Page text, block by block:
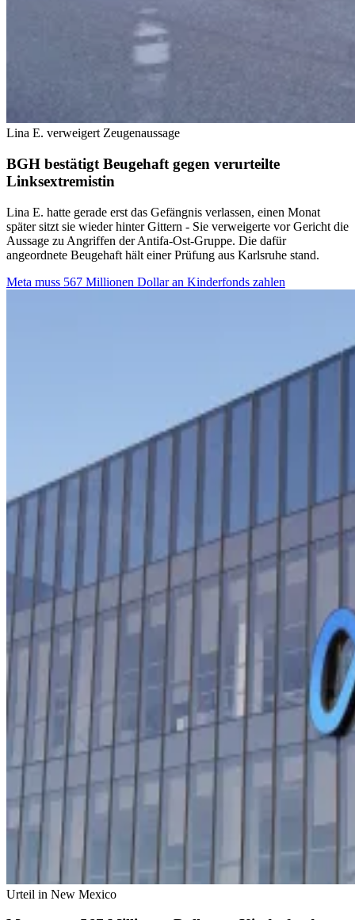
Lina E. verweigert Zeugenaussage
BGH bestätigt Beugehaft gegen verurteilte
Linksextremistin
Lina E. hatte gerade erst das Gefängnis verlassen, einen Monat
später sitzt sie wieder hinter Gittern - Sie verweigerte vor Gericht die
Aussage zu Angriffen der Antifa-Ost-Gruppe. Die dafür
angeordnete Beugehaft hält einer Prüfung aus Karlsruhe stand.
Meta muss 567 Millionen Dollar an Kinderfonds zahlen
Urteil in New Mexico